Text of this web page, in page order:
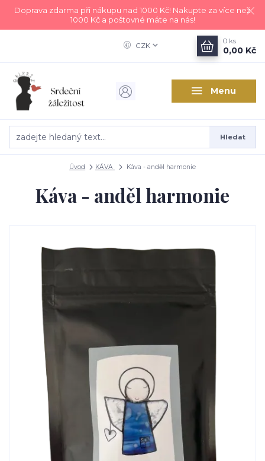
Doprava zdarma při nákupu nad 1000 Kč! Nakupte za více než
1000 Kč a poštovné máte na nás!
Menu
CZK
Hledat
0 ks
0,00 Kč
Úvod KÁVA Káva - anděl harmonie
Káva - anděl harmonie